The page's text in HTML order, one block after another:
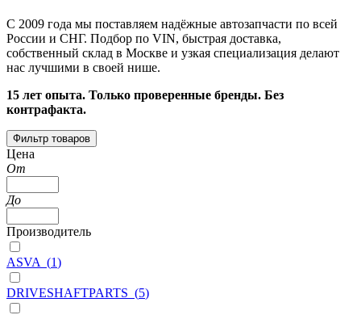
С 2009 года мы поставляем надёжные автозапчасти по всей
России и СНГ. Подбор по VIN, быстрая доставка,
собственный склад в Москве и узкая специализация делают
нас лучшими в своей нише.
15 лет опыта. Только проверенные бренды. Без
контрафакта.
Фильтр товаров
Цена
От
До
Производитель
ASVA (1)
DRIVESHAFTPARTS (5)